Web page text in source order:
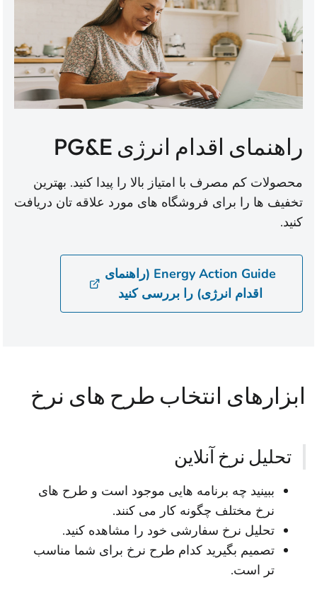
راهنمای اقدام انرژی PG&E
محصولات کم مصرف با امتیاز بالا را پیدا کنید. بهترین
تخفیف ها را برای فروشگاه های مورد علاقه تان دریافت
کنید.
Energy Action Guide (راهنمای
اقدام انرژی) را بررسی کنید
ابزارهای انتخاب طرح های نرخ
تحلیل نرخ آنلاین
ببینید چه برنامه هایی موجود است و طرح های
نرخ مختلف چگونه کار می کنند.
تحلیل نرخ سفارشی خود را مشاهده کنید.
تصمیم بگیرید کدام طرح نرخ برای شما مناسب
تر است.